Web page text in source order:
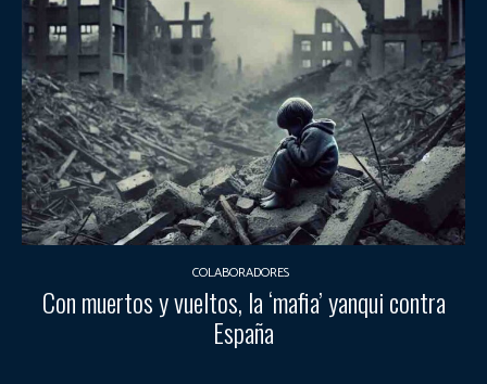
COLABORADORES
Con muertos y vueltos, la ‘mafia’ yanqui contra
España